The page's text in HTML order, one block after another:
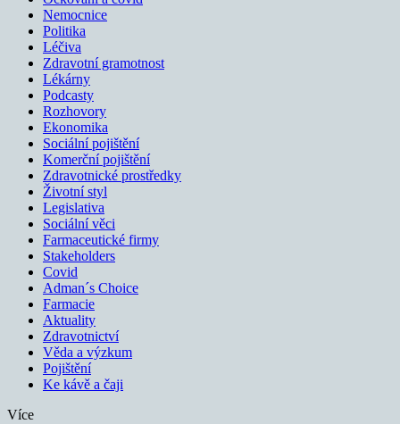
Nemocnice
Politika
Léčiva
Zdravotní gramotnost
Lékárny
Podcasty
Rozhovory
Ekonomika
Sociální pojištění
Komerční pojištění
Zdravotnické prostředky
Životní styl
Legislativa
Sociální věci
Farmaceutické firmy
Stakeholders
Covid
Adman´s Choice
Farmacie
Aktuality
Zdravotnictví
Věda a výzkum
Pojištění
Ke kávě a čaji
Více